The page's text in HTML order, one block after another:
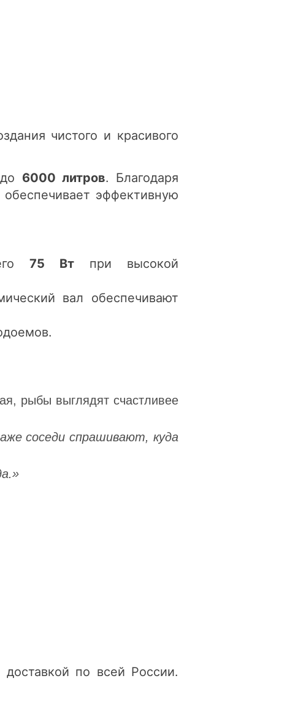
чистого и красивого
6000 литров. Благодаря
эффективную
75 Вт при высокой
вал обеспечивают
рыбы выглядят счастливее
соседи спрашивают, куда
доставкой по всей России.